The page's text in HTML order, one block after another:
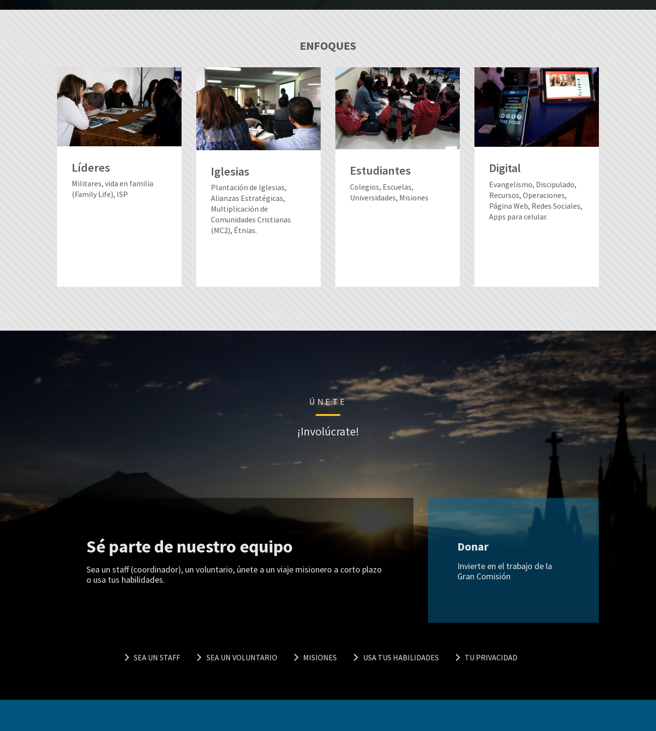
ENFOQUES
Líderes
Militares, vida en familia
(Family Life), ISP
Iglesias
Plantación de Iglesias,
Alianzas Estratégicas,
Multiplicación de
Comunidades Cristianas
(MC2), Étnias.
Estudiantes
Colegios, Escuelas,
Universidades, Misiones
Digital
Evangelismo, Discipulado,
Recursos, Operaciones,
Página Web, Redes Sociales,
Apps para celular.
ÚNETE
¡Involúcrate!
Sé parte de nuestro equipo
Sea un staff (coordinador), un voluntario, únete a un viaje misionero a corto plazo
o usa tus habilidades.
Donar
Invierte en el trabajo de la
Gran Comisión
SEA UN STAFF SEA UN VOLUNTARIO MISIONES USA TUS HABILIDADES TU PRIVACIDAD